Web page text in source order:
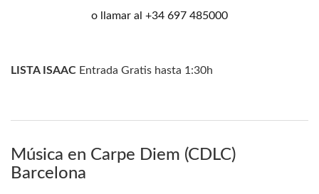
o llamar al +34 697 485000
LISTA ISAAC Entrada Gratis hasta 1:30h
Música en Carpe Diem (CDLC)
Barcelona